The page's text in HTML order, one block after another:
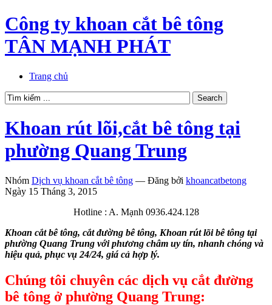
Công ty khoan cắt bê tông
TÂN MẠNH PHÁT
Trang chủ
Khoan rút lõi,cắt bê tông tại
phường Quang Trung
Nhóm Dịch vụ khoan cắt bê tông — Đăng bởi khoancatbetong
Ngày 15 Tháng 3, 2015
Hotline : A. Mạnh 0936.424.128
Khoan cắt bê tông, cắt đường bê tông, Khoan rút lõi bê tông tại
phường Quang Trung với phương châm uy tín, nhanh chóng và
hiệu quả, phục vụ 24/24, giá cả hợp lý.
Chúng tôi chuyên các dịch vụ cắt đường
bê tông ở phường Quang Trung: